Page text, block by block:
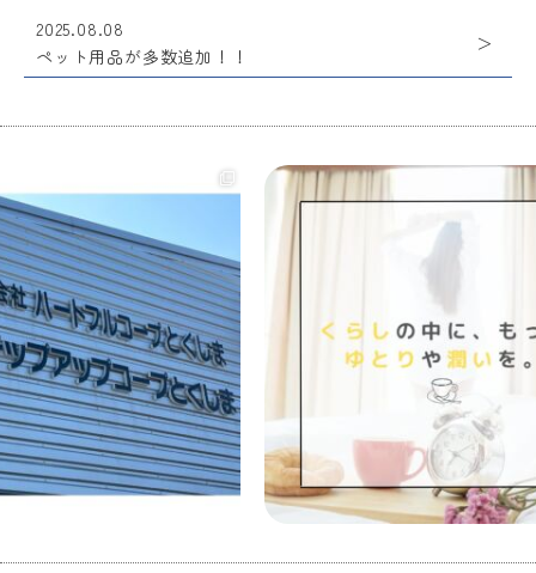
2025.08.08
ペット用品が多数追加！！